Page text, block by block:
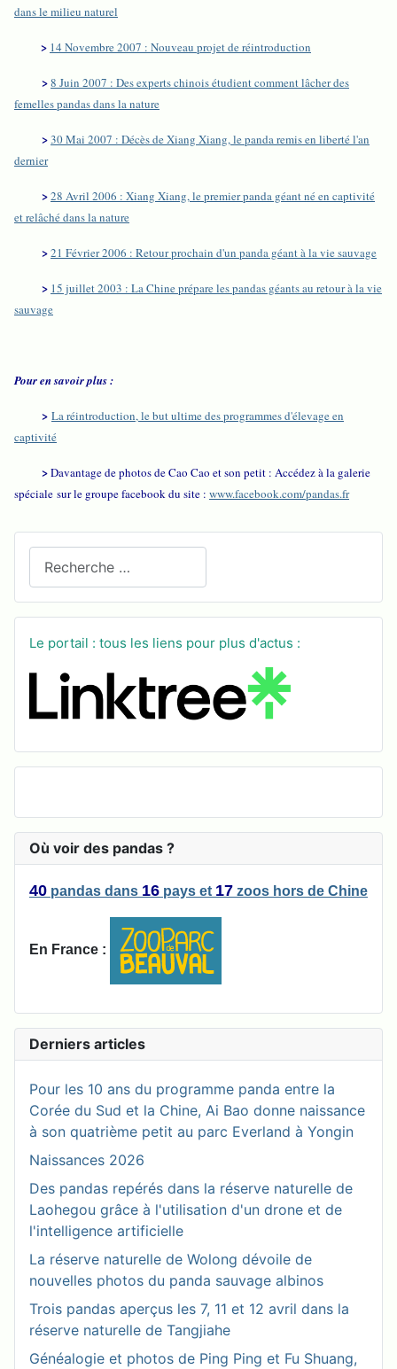
Le portail : tous les liens pour plus d'actus :
Où voir des pandas ?
40 pandas dans 16 pays et 17 zoos hors de Chine
En France :
Derniers articles
Pour les 10 ans du programme panda entre la
Corée du Sud et la Chine, Ai Bao donne naissance
à son quatrième petit au parc Everland à Yongin
Naissances 2026
Des pandas repérés dans la réserve naturelle de
Laohegou grâce à l'utilisation d'un drone et de
l'intelligence artificielle
La réserve naturelle de Wolong dévoile de
nouvelles photos du panda sauvage albinos
Trois pandas aperçus les 7, 11 et 12 avril dans la
réserve naturelle de Tangjiahe
Généalogie et photos de Ping Ping et Fu Shuang,
dans le milieu naturel
> 14 Novembre 2007 : Nouveau projet de réintroduction
>8 Juin 2007 : Des experts chinois étudient comment lâcher des
femelles pandas dans la nature
>30 Mai 2007 : Décès de Xiang Xiang, le panda remis en liberté l'an
dernier
>28 Avril 2006 : Xiang Xiang, le premier panda géant né en captivité
et relâché dans la nature
>21 Février 2006 : Retour prochain d'un panda géant à la vie sauvage
> 15 juillet 2003 : La Chine prépare les pandas géants au retour à la vie
sauvage
Pour en savoir plus :
> La réintroduction, le but ultime des programmes d'élevage en
captivité
>Davantage de photos de Cao Cao et son petit : Accédez à la galerie
spéciale sur le groupe facebook du site : www.facebook.com/pandas.fr